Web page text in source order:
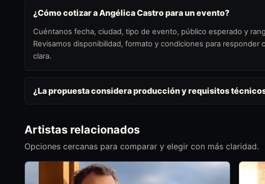
¿Cómo cotizar a Angélica Castro para un evento?
Cuéntanos fecha, ciudad, tipo de evento, público esperado y
Revisamos disponibilidad, formato y condiciones para responder
clara.
¿La propuesta considera producción y requisitos
Artistas relacionados
Opciones cercanas para comparar y elegir con más claridad.